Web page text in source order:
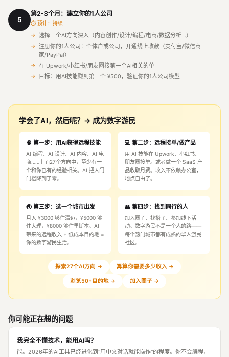
5
第2-3个月：建立你的1人公司
⏱ 预计：持续
选择一个AI方向深入（内容创作/设计/编程/电商/数据分析...）
注册你的1人公司：个体户或公司，开通线上收款（支付宝/微信商
家/PayPal）
在 Upwork/小红书/朋友圈接第一个AI相关的单
目标：用AI技能赚到第一个 ¥500，验证你的1人公司模型
学会了AI，然后呢？→ 成为数字游民
🧠 第一步：用AI获得远程技能
AI 编程、AI 设计、AI 内容、AI 电
商……上面27个方向中，至少有一
个和你已有的经验相关。AI 把入门
门槛降到了零。
💻 第二步：远程接单/做产品
用 AI 技能在 Upwork、小红书、
朋友圈接单。或者做一个 SaaS 产
品收取月费。收入不依赖办公室，
地点自由了。
🌏 第三步：选一个城市出发
月入 ¥3000 够住清迈，¥5000 够
住大理，¥8000 够住里斯本。AI
带来的远程收入 + 低成本目的地 =
你的数字游民生活。
👥 第四步：找到同行的人
加入圈子、找搭子、参加线下活
动。数字游民不是一个人的路——
每个热门城市都有成熟的华人游民
社区。
探索27个AI方向 → 算算你需要多少收入 →
浏览50+目的地 → 加入圈子 →
你可能正在想的问题
我完全不懂技术，能用AI吗？
能。2026年的AI工具已经进化到"用中文对话就能操作"的程度。你不会编程，